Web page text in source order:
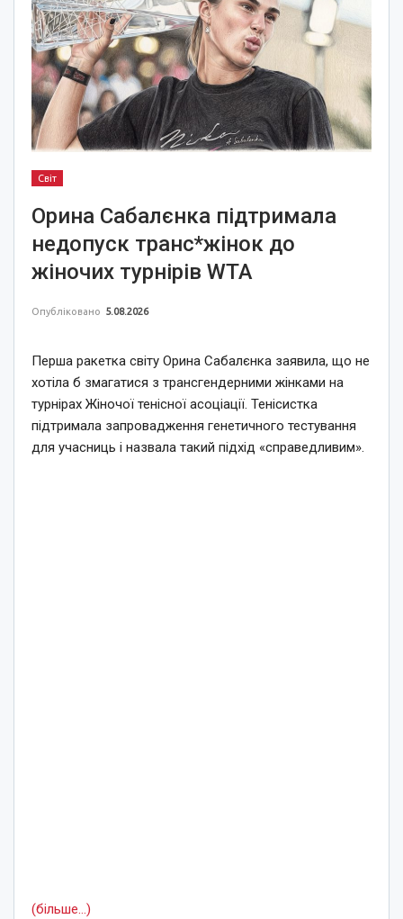
Світ
Орина Сабалєнка підтримала
недопуск транс*жінок до
жіночих турнірів WTA
Опубліковано 5.08.2026
Перша ракетка світу Орина Сабалєнка заявила, що не
хотіла б змагатися з трансгендерними жінками на
турнірах Жіночої тенісної асоціації. Тенісистка
підтримала запровадження генетичного тестування
для учасниць і назвала такий підхід «справедливим».
(більше…)